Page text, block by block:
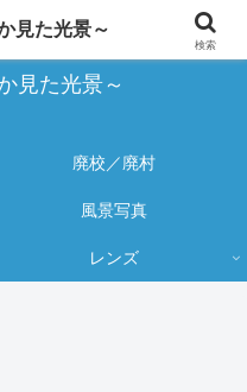
メラ物欲のブログ
見た光景～
廃校／廃村
風景写真
レンズ
見た光景～
検索